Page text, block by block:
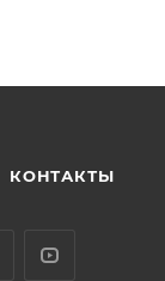
КОНТАКТЫ